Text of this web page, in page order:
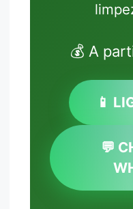
💰 A
📱
💬